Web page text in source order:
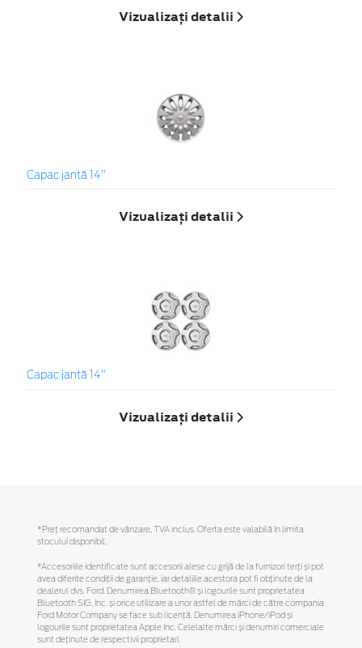
Vizualizați detalii
Capac jantă 14"
Vizualizați detalii
Capac jantă 14"
Vizualizați detalii
*Preţ recomandat de vânzare, TVA inclus. Oferta este valabilă în limita
stocului disponibil.
*Accesoriile identificate sunt accesorii alese cu grijă de la furnizori terți și pot
avea diferite condiții de garanție, iar detaliile acestora pot fi obținute de la
dealerul dvs. Ford. Denumirea Bluetooth® și logourile sunt proprietatea
Bluetooth SIG, Inc. și orice utilizare a unor astfel de mărci de către compania
Ford Motor Company se face sub licență. Denumirea iPhone/iPod și
logourile sunt proprietatea Apple Inc. Celelalte mărci și denumiri comerciale
sunt deținute de respectivii proprietari.